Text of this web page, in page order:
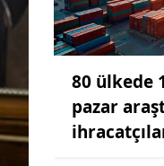
80 ülkede
pazar